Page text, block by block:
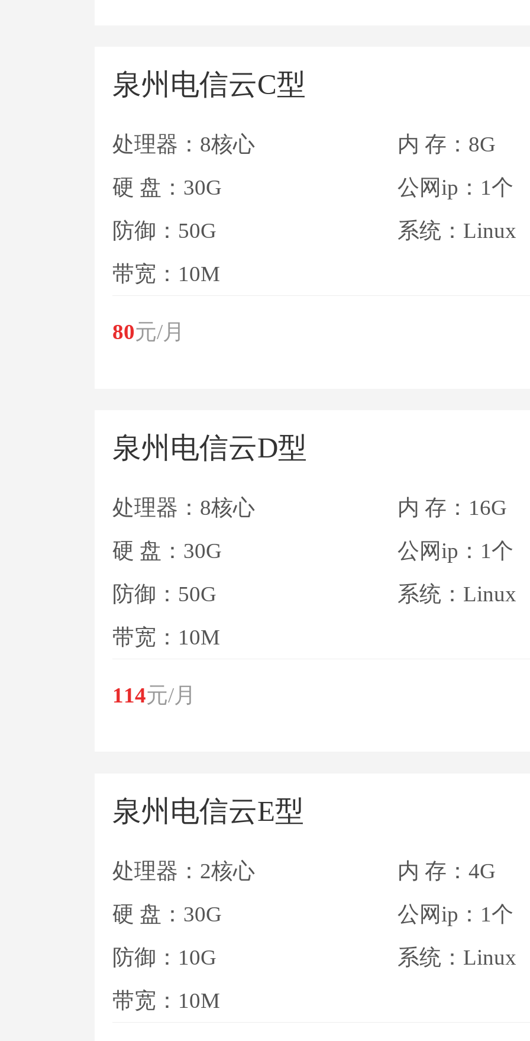
泉州电信云C型
处理器：8核心
硬 盘：30G
防御：50G
带宽：10M
内 存：8G
公网ip：1个
系统：Linux
80元/月
泉州电信云D型
处理器：8核心
硬 盘：30G
防御：50G
带宽：10M
内 存：16G
公网ip：1个
系统：Linux
114元/月
泉州电信云E型
处理器：2核心
硬 盘：30G
防御：10G
带宽：10M
内 存：4G
公网ip：1个
系统：Linux